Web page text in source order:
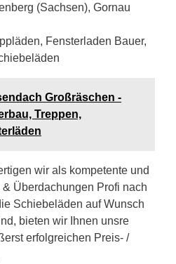
(Sachsen), Gornau
Fensterladen Bauer,
Großräschen -
Treppen,
wir als kompetente und
Überdachungen Profi nach
Schiebeläden auf Wunsch
bieten wir Ihnen unsre
erfolgreichen Preis- /